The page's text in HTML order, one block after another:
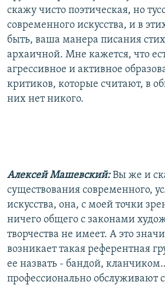
скажу чисто поэтическая, но
современного искусства, и в
быть, ваша манера писания
архаичной. Мне кажется, что
агрессивное и активное
критиков, которые считают, в
них нет никого.
Алексей Машевский:Вы же и
существования современного,
искусства, она, с моей точки
ничего общего с законами
творчества не имеет. А это
возникает такая референтная
ее назвать - бандой,
профессионально обслуживают